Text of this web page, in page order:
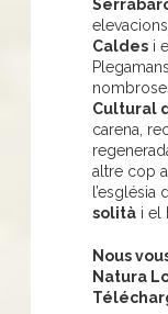
Caldes i
Cultural
carena,
altre cop
l’església
solità i el
Nous
Natura